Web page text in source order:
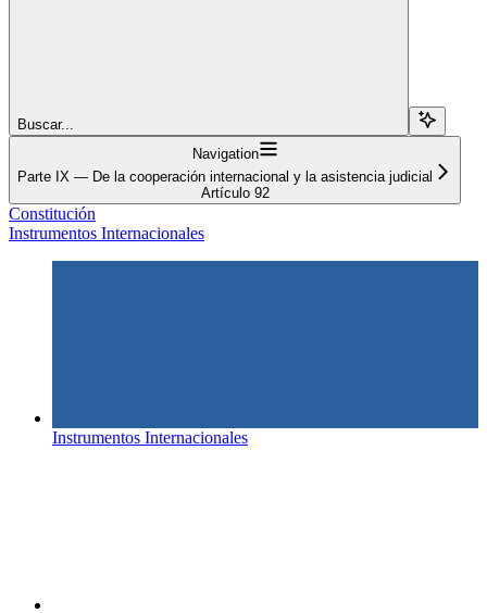
Buscar...
Navigation
Parte IX — De la cooperación internacional y la asistencia judicial
Artículo 92
Constitución
Instrumentos Internacionales
Instrumentos Internacionales